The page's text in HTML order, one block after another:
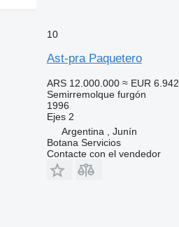
10
Ast-pra Paquetero
ARS 12.000.000 ≈ EUR 6.942
Semirremolque furgón
1996
Ejes 2
Argentina , Junín
Botana Servicios
Contacte con el vendedor